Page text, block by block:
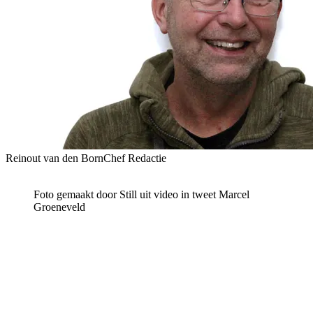
Reinout van den BornChef Redactie